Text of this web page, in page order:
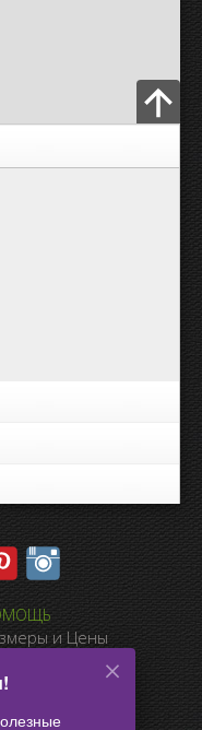
и Цены
Продажи